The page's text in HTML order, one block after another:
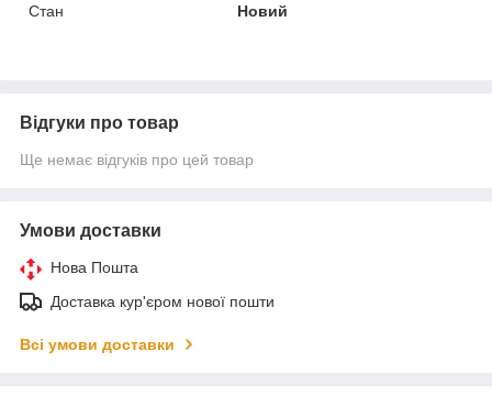
Стан
Новий
Відгуки про товар
Ще немає відгуків про цей товар
Умови доставки
Нова Пошта
Доставка кур'єром нової пошти
Всі умови доставки